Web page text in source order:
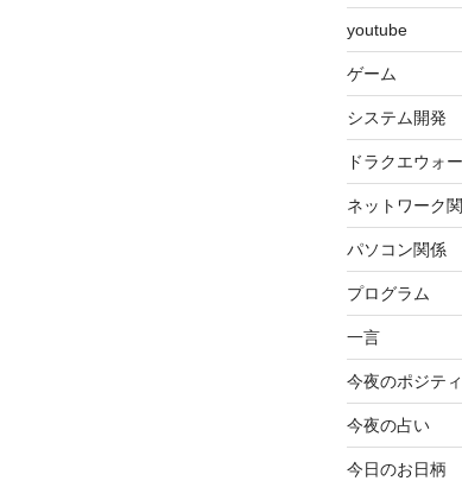
youtube
ゲーム
システム開発
ドラクエウォ
ネットワーク
パソコン関係
プログラム
一言
今夜のポジテ
今夜の占い
今日のお日柄